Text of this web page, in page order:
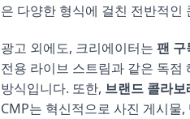
은 다양한 형식에 걸친 전반적인
광고 외에도, 크리에이터는 팬 구
전용 라이브 스트림과 같은 독
방식입니다. 또한, 브랜드 콜라
CMP는 혁신적으로 사진 게시물